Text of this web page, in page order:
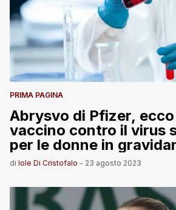
PRIMA PAGINA
Abrysvo di Pfizer,
vaccino contro il virus
per le donne in
di Iole Di Cristofalo - 23 agosto 2023